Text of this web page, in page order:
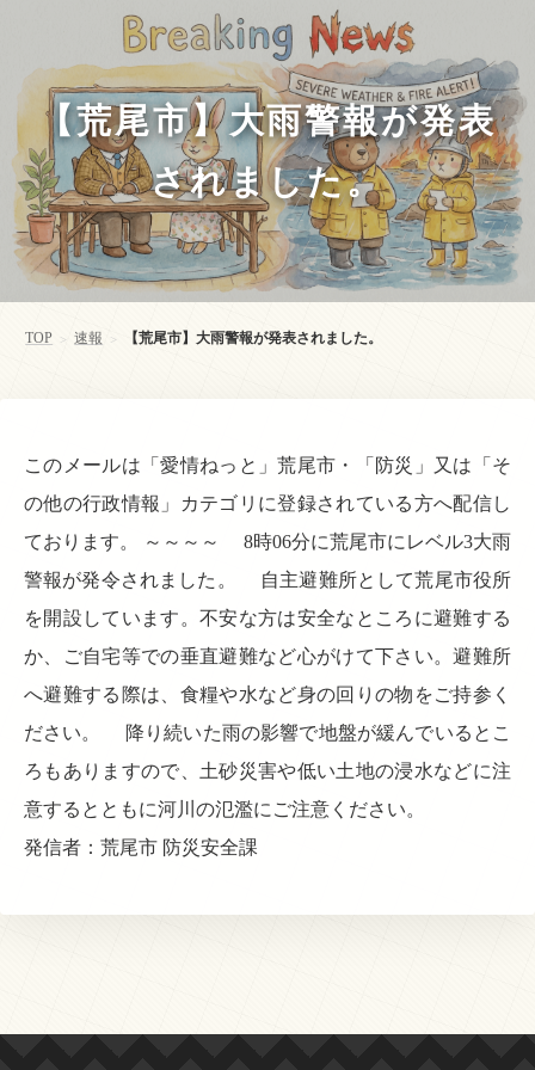
【荒尾市】大雨警報が発表
されました。
TOP > 速報 > 【荒尾市】大雨警報が発表されました。
このメールは「愛情ねっと」荒尾市・「防災」又は「そ
の他の行政情報」カテゴリに登録されている方へ配信し
ております。 ～～～～ 8時06分に荒尾市にレベル3大雨
警報が発令されました。 自主避難所として荒尾市役所
を開設しています。不安な方は安全なところに避難する
か、ご自宅等での垂直避難など心がけて下さい。避難所
へ避難する際は、食糧や水など身の回りの物をご持参く
ださい。 降り続いた雨の影響で地盤が緩んでいるとこ
ろもありますので、土砂災害や低い土地の浸水などに注
意するとともに河川の氾濫にご注意ください。
発信者：荒尾市 防災安全課